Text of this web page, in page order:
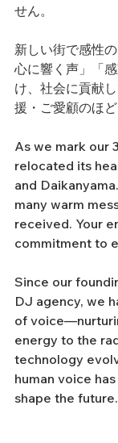
せん。
新しい街で感性
心に響く声」「
け、社会に貢献
援・ご愛顧のほ
As we mark our
relocated its
and
many warm
received. Your
commitment to
Since our
DJ agency, we
of
energy to the
technology
human voice
shape the future.